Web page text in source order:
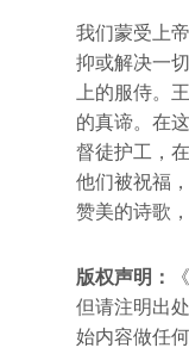
我们蒙受上
抑或解决一
上的服侍。
的真谛。在
督徒护工，
他们被祝福
赞美的诗歌
版权声明：
但请注明出
始内容做任